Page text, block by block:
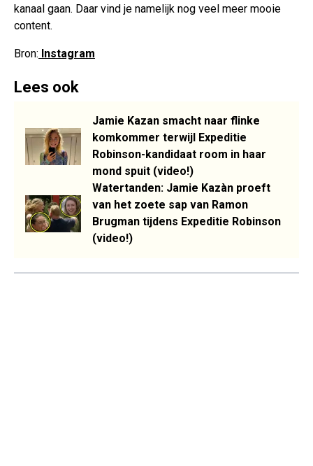
kanaal gaan. Daar vind je namelijk nog veel meer mooie
content.
Bron: Instagram
Lees ook
Jamie Kazan smacht naar flinke
komkommer terwijl Expeditie
Robinson-kandidaat room in haar
mond spuit (video!)
Watertanden: Jamie Kazàn proeft
van het zoete sap van Ramon
Brugman tijdens Expeditie Robinson
(video!)